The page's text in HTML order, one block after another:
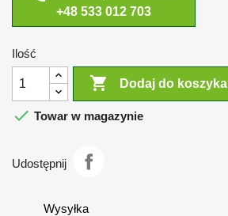
+48 533 012 703
Ilość
 Dodaj do koszyka
 Towar w magazynie
Udostępnij
Wysyłka